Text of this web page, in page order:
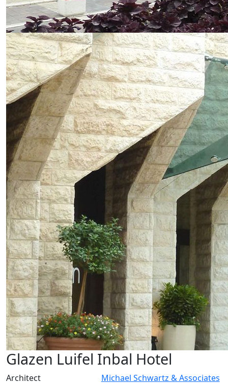
Glazen Luifel Inbal Hotel
Architect
Michael Schwartz & Associates